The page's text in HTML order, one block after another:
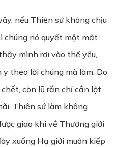
nếu Thiên sứ không chịu
chúng nó quyết một mất
mình rơi vào thế yếu,
theo lời chúng mà làm. Do
còn lũ rắn chỉ cần lột
Thiên sứ làm không
giao khi về Thượng giới
xuống Hạ giới muôn kiếp